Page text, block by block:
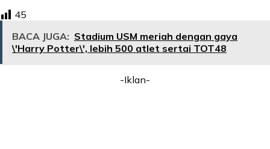
45
BACA JUGA: Stadium USM meriah dengan gaya
\'Harry Potter\', lebih 500 atlet sertai TOT48
-Iklan-